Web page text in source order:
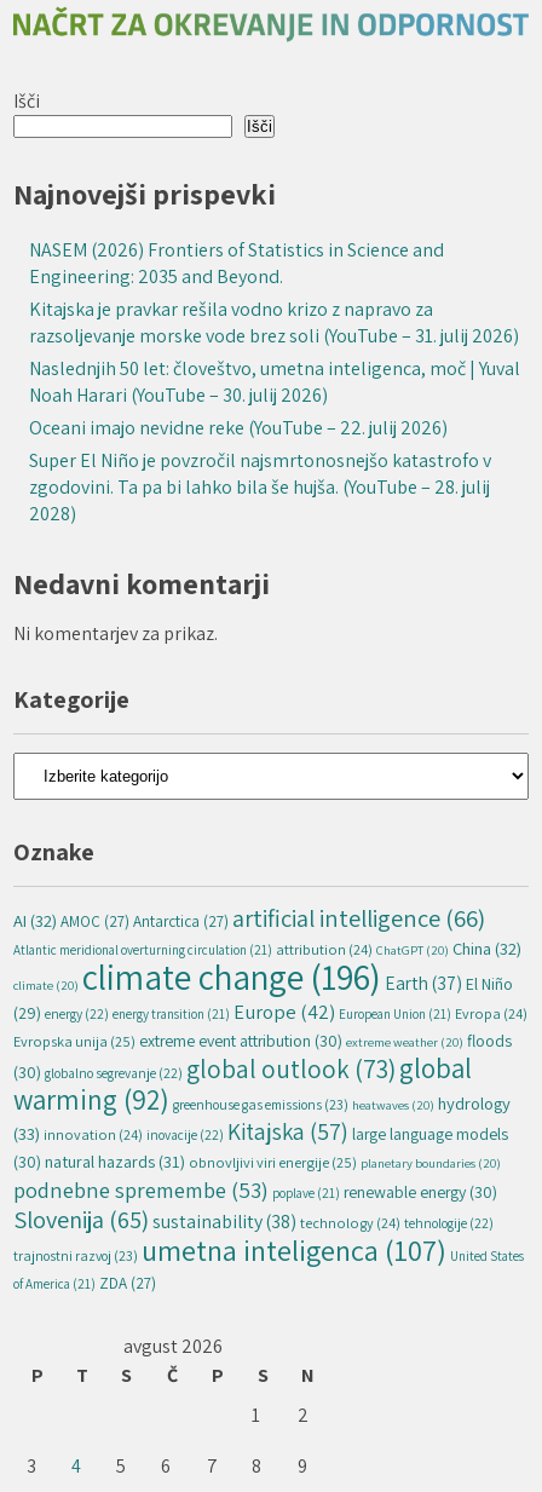
Išči
Išči
Najnovejši prispevki
NASEM (2026) Frontiers of Statistics in Science and
Engineering: 2035 and Beyond.
Kitajska je pravkar rešila vodno krizo z napravo za
razsoljevanje morske vode brez soli (YouTube – 31. julij 2026)
Naslednjih 50 let: človeštvo, umetna inteligenca, moč | Yuval
Noah Harari (YouTube – 30. julij 2026)
Oceani imajo nevidne reke (YouTube – 22. julij 2026)
Super El Niño je povzročil najsmrtonosnejšo katastrofo v
zgodovini. Ta pa bi lahko bila še hujša. (YouTube – 28. julij
2028)
Nedavni komentarji
Ni komentarjev za prikaz.
Kategorije
Kategorije
Oznake
AI (32) AMOC (27) Antarctica (27) artificial intelligence (66)
Atlantic meridional overturning circulation (21) attribution (24) ChatGPT (20) China (32)
climate (20) climate change (196) Earth (37) El Niño
(29) energy (22) energy transition (21) Europe (42) European Union (21) Evropa (24)
Evropska unija (25) extreme event attribution (30) extreme weather (20) floods
(30) globalno segrevanje (22) global outlook (73)global
warming (92) greenhouse gas emissions (23) heatwaves (20) hydrology
(33) innovation (24) inovacije (22) Kitajska (57) large language models
(30) natural hazards (31) obnovljivi viri energije(25) planetary boundaries (20)
podnebne spremembe (53) poplave (21) renewable energy (30)
Slovenija (65) sustainability(38) technology(24) tehnologije (22)
trajnostni razvoj (23) umetna inteligenca (107) United States
of America (21) ZDA (27)
avgust 2026
P
T S Č P S
N
1
2
3
4 5 6 7 8 9